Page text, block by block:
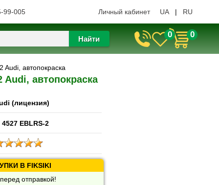
99-005 Личный кабинет UA | RU
Найти 0 0
Audi, автопокраска
Audi, автопокраска
(лицензия)
4527 EBLRS-2
В FIKSIKI
отправкой!